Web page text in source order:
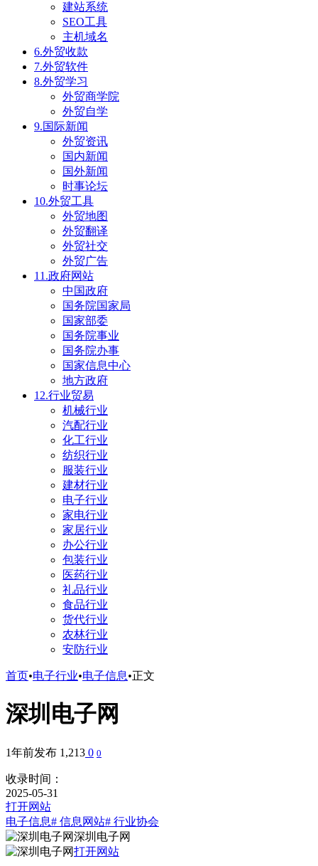
建站系统
SEO工具
主机域名
6.外贸收款
7.外贸软件
8.外贸学习
外贸商学院
外贸自学
9.国际新闻
外贸资讯
国内新闻
国外新闻
时事论坛
10.外贸工具
外贸地图
外贸翻译
外贸社交
外贸广告
11.政府网站
中国政府
国务院国家局
国家部委
国务院事业
国务院办事
国家信息中心
地方政府
12.行业贸易
机械行业
汽配行业
化工行业
纺织行业
服装行业
建材行业
电子行业
家电行业
家居行业
办公行业
包装行业
医药行业
礼品行业
食品行业
货代行业
农林行业
安防行业
首页•电子行业•电子信息•正文
深圳电子网
1年前发布 1,213 0 0
收录时间：
2025-05-31
打开网站
电子信息# 信息网站# 行业协会
深圳电子网
打开网站